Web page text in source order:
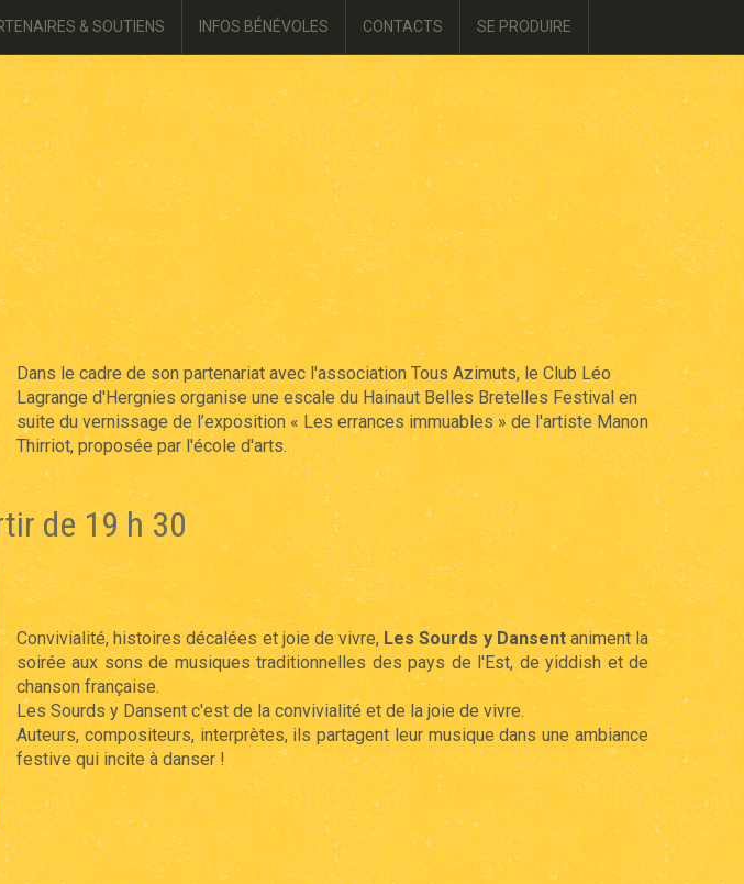
& SOUTIENS INFOS BÉNÉVOLES CONTACTS SE PRODUIRE
Dans le cadre de son partenariat avec l'association Tous Azimuts, le Club Léo
Lagrange d'Hergnies organise une escale du Hainaut Belles Bretelles Festival en
suite du vernissage de l’exposition « Les errances immuables » de l'artiste Manon
Thirriot, proposée par l'école d'arts.
de 19 h 30
Convivialité, histoires décalées et joie de vivre, Les Sourds y Dansentaniment la
soiréeaux sons de musiques traditionnelles des pays de l'Est, de yiddish et de
chanson française.
Les Sourds y Dansent c'est de la convivialité et de la joie de vivre.
Auteurs, compositeurs, interprètes, ils partagent leur musique dans une ambiance
festive qui incite à danser !